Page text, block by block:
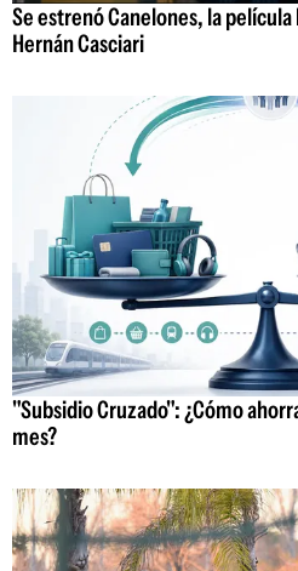
Se estrenó Canelones, la
Hernán Casciari
"Subsidio Cruzado": ¿Cómo
mes?